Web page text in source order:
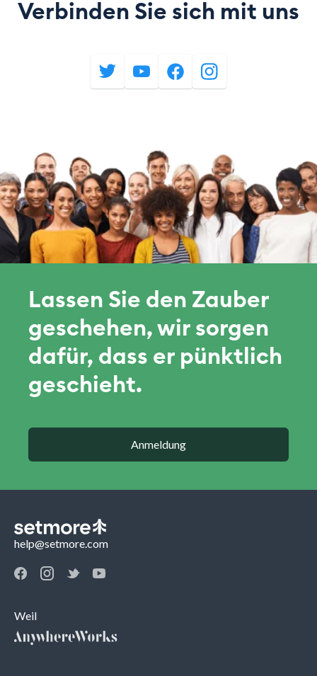
Verbinden Sie sich mit uns
Lassen Sie den Zauber
geschehen, wir sorgen
dafür, dass er pünktlich
geschieht.
Anmeldung
help@setmore.com
Weil